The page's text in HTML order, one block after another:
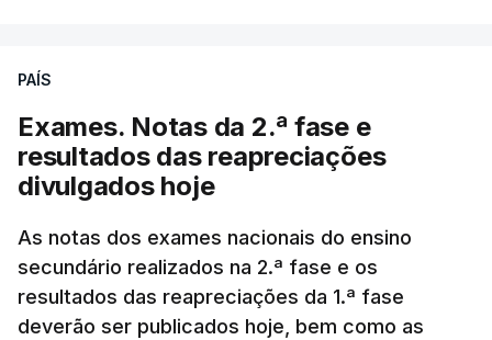
PAÍS
Exames. Notas da 2.ª fase e
resultados das reapreciações
divulgados hoje
As notas dos exames nacionais do ensino
secundário realizados na 2.ª fase e os
resultados das reapreciações da 1.ª fase
deverão ser publicados hoje, bem como as